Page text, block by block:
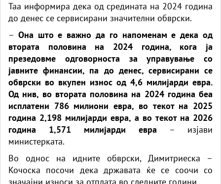
Таа информира дека од средината на 2024 година
до денес се сервисирани значителни обврски.
– Она што е важно да го напоменам е дека од
втората половина на 2024 година, кога ја
презедовме одговорноста за управување со
јавните финансии, па до денес, сервисирани се
обврски во вкупен износ од 4,6 милијарди евра.
Од нив, во втората половина на 2024 година беа
исплатени 786 милиони евра, во текот на 2025
година 2,198 милијарди евра, а во текот на 2026
година 1,571 милијарди евра – изјави
министерката.
Во однос на идните обврски, Димитриеска –
Кочоска посочи дека државата ќе се соочи со